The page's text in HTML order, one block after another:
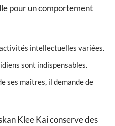
pour un comportement
intellectuelles variées.
sont indispensables.
ses maîtres, il demande de
Klee Kai conserve des